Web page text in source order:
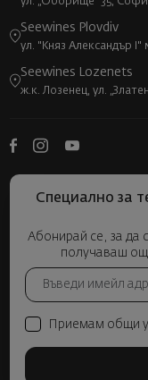
Seewines Plovdiv
ул. "Княз Александър
Seewines Lozenets
ж.к. Лозенец, ул.
Специално за
Абонирай се, за да
получаваш
Приемам общи